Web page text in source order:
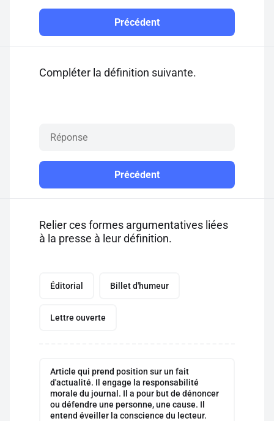
Précédent
Compléter la définition suivante.
Précédent
Relier ces formes argumentatives liées
à la presse à leur définition.
Éditorial Billet d'humeur
Lettre ouverte
Article qui prend position sur un fait
d'actualité. Il engage la responsabilité
morale du journal. Il a pour but de dénoncer
ou défendre une personne, une cause. Il
entend éveiller la conscience du lecteur.